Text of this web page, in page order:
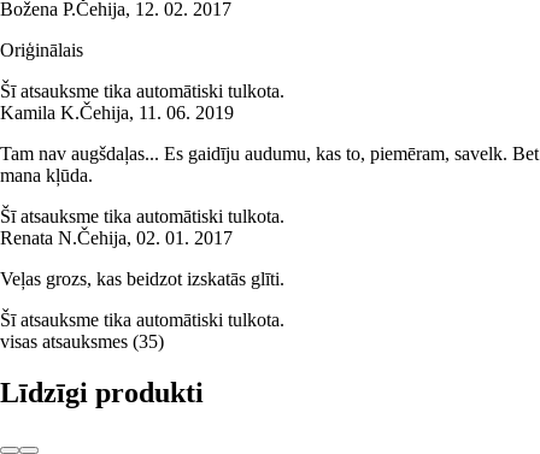
Božena P.Čehija, 12. 02. 2017
Oriģinālais
Šī atsauksme tika automātiski tulkota.
Kamila K.Čehija, 11. 06. 2019
Tam nav augšdaļas... Es gaidīju audumu, kas to, piemēram, savelk. Bet
mana kļūda.
Šī atsauksme tika automātiski tulkota.
Renata N.Čehija, 02. 01. 2017
Veļas grozs, kas beidzot izskatās glīti.
Šī atsauksme tika automātiski tulkota.
visas atsauksmes (35)
Līdzīgi produkti